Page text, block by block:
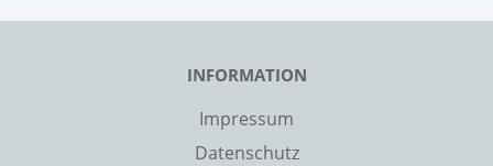
INFORMATION
Impressum
Datenschutz